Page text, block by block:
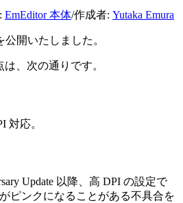
EmEditor 本体/作成者: Yutaka Emura
公開いたしました。
、次の通りです。
対応。
Update 以降、高 DPI の設定で
ピンクになることがある不具合を